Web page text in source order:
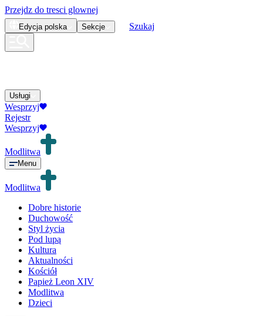
Przejdz do tresci glownej
Edycja polska Sekcje Szukaj
Usługi
Wesprzyj
Rejestr
Wesprzyj
Modlitwa
Menu
Modlitwa
Dobre historie
Duchowość
Styl życia
Pod lupą
Kultura
Aktualności
Kościół
Papież Leon XIV
Modlitwa
Dzieci